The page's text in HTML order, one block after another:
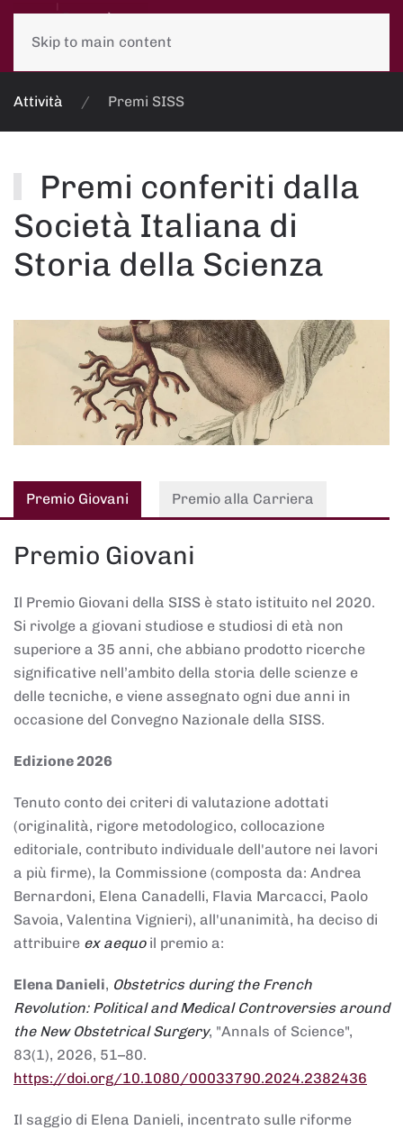
Skip to main content
Attività Premi SISS
Premi conferiti dalla
Società Italiana di
Storia della Scienza
Premio Giovani Premio alla Carriera
Premio Giovani
Il Premio Giovani della SISS è stato istituito nel 2020.
Si rivolge a giovani studiose e studiosi di età non
superiore a 35 anni, che abbiano prodotto ricerche
significative nell’ambito della storia delle scienze e
delle tecniche, e viene assegnato ogni due anni in
occasione del Convegno Nazionale della SISS.
Edizione 2026
Tenuto conto dei criteri di valutazione adottati
(originalità, rigore metodologico, collocazione
editoriale, contributo individuale dell'autore nei lavori
a più firme), la Commissione (composta da: Andrea
Bernardoni, Elena Canadelli, Flavia Marcacci, Paolo
Savoia, Valentina Vignieri), all'unanimità, ha deciso di
attribuire ex aequoil premio a:
Elena Danieli, Obstetrics during the French
Revolution: Political and Medical Controversies around
the New Obstetrical Surgery, "Annals of Science",
83(1), 2026, 51–80.
https://doi.org/10.1080/00033790.2024.2382436
Il saggio di Elena Danieli, incentrato sulle riforme